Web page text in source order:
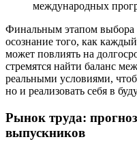
международных
Финальным этапом выбора
осознание того, как
может повлиять на
стремятся найти баланс
реальными условиями,
но и реализовать себя в
Рынок труда:
выпускников